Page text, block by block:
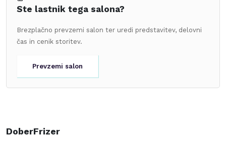
Ste lastnik tega salona?
Brezplačno prevzemi salon ter uredi predstavitev, delovni
čas in cenik storitev.
Prevzemi salon
DoberFrizer